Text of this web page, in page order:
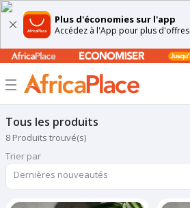
Plus d'économies sur l'app
Accédez à l'App pour plus d'offres
Tous les produits
8 Produits trouvé(s)
Trier par
Dernières nouveautés